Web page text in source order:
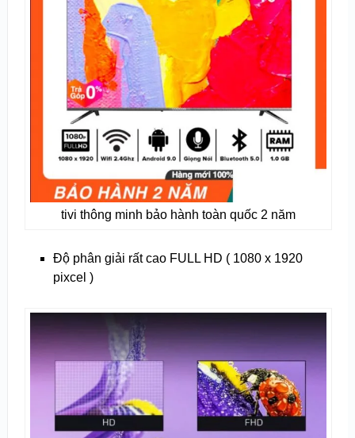
tivi thông minh bảo hành toàn quốc 2 năm
Độ phân giải rất cao FULL HD ( 1080 x 1920
pixcel )